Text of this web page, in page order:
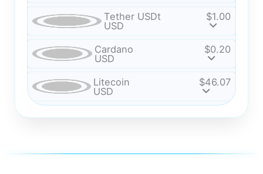
Tether USDt
USD
$1.00
Cardano
USD
$0.20
Litecoin
USD
$46.07